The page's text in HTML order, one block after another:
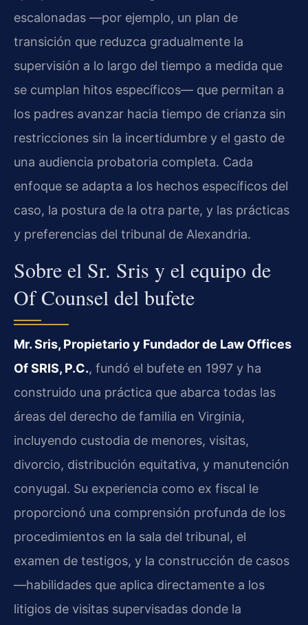
escalonadas —por ejemplo, un plan de
transición que reduzca gradualmente la
supervisión a lo largo del tiempo a medida que
se cumplan hitos específicos— que permitan a
los padres avanzar hacia tiempo de crianza sin
restricciones sin la incertidumbre y el gasto de
una audiencia probatoria completa. Cada
enfoque se adapta a los hechos específicos del
caso, la postura de la otra parte, y las prácticas
y preferencias del tribunal de Alexandria.
Sobre el Sr. Sris y el equipo de
Of Counsel del bufete
Mr. Sris, Propietario y Fundador de Law Offices
Of SRIS, P.C., fundó el bufete en 1997 y ha
construido una práctica que abarca todas las
áreas del derecho de familia en Virginia,
incluyendo custodia de menores, visitas,
divorcio, distribución equitativa, y manutención
conyugal. Su experiencia como ex fiscal le
proporcionó una comprensión profunda de los
procedimientos en la sala del tribunal, el
examen de testigos, y la construcción de casos
—habilidades que aplica directamente a los
litigios de visitas supervisadas donde la